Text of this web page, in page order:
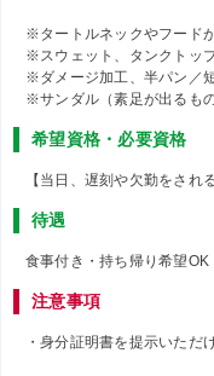
※タートルネックやフード
※スウェット、タンクトッ
※ダメージ加工、半パン／
※サンダル（素足が出るも
希望資格・必要資格
【当日、遅刻や欠勤をさ
待遇
食事付き・持ち帰り希望OK
注意事項
・身分証明書を提示いただ